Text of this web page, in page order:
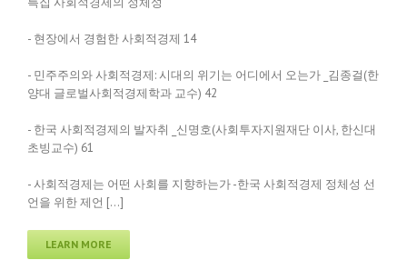
- 현장에서 경험한 사회적경제 14
- 민주주의와 사회적경제: 시대의 위기는 어디에서 오는가 _김종걸(한
양대 글로벌사회적경제학과 교수) 42
- 한국 사회적경제의 발자취 _신명호(사회투자지원재단 이사, 한신대
초빙교수) 61
- 사회적경제는 어떤 사회를 지향하는가 -한국 사회적경제 정체성 선
언을 위한 제언 […]
LEARN MORE